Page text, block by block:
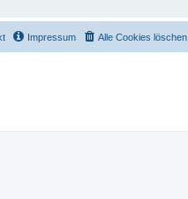
Alle Cookies löschen
Impressum